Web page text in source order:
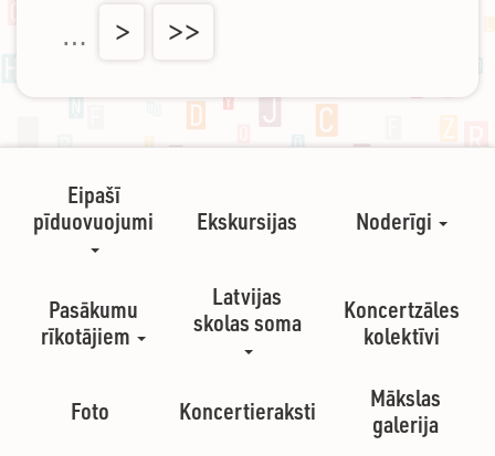
…
> >>
Eipašī
pīduovuojumi
Ekskursijas Noderīgi
Pasākumu
rīkotājiem
Latvijas
skolas soma
Koncertzāles
kolektīvi
Foto Koncertieraksti
Mākslas
galerija